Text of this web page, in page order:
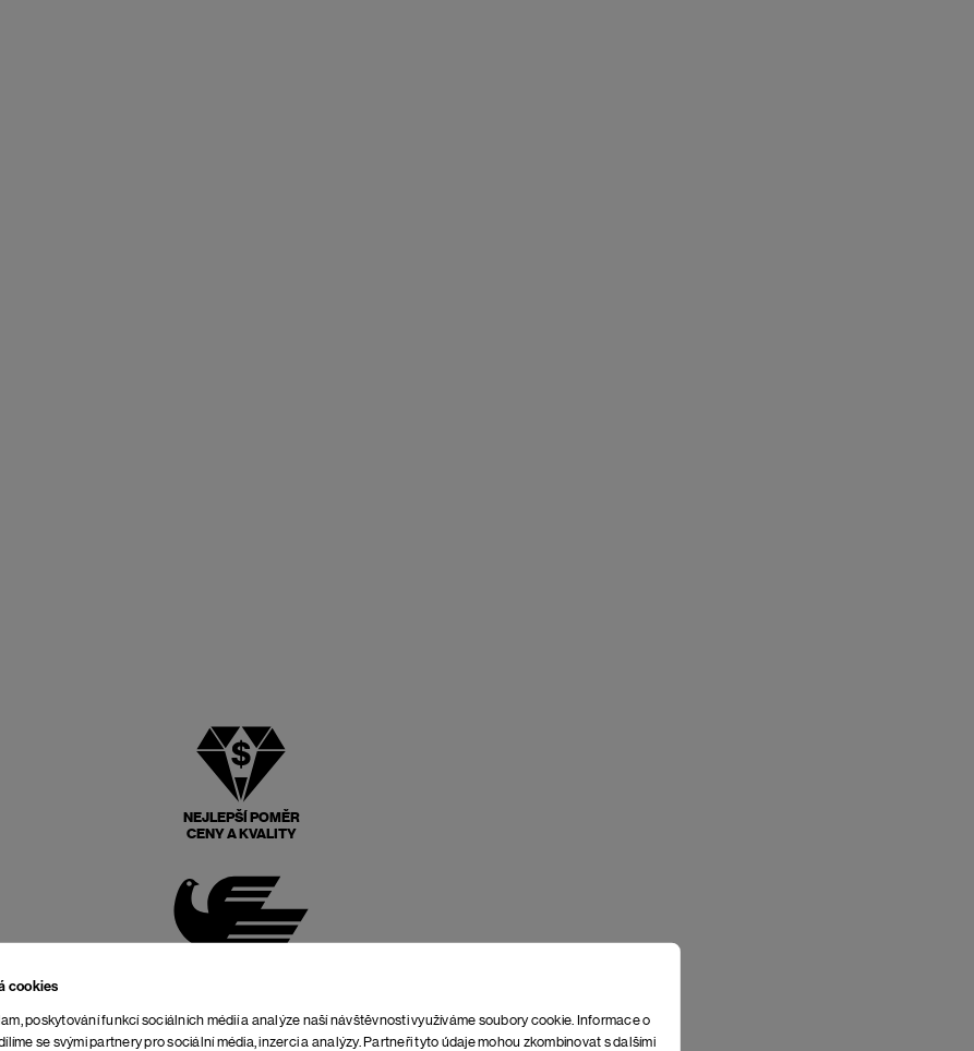
cookies
poskytování funkcí sociálních médií a analýze naší návštěvnosti využíváme soubory cookie. Informace o
se svými partnery pro sociální média, inzerci a analýzy. Partneři tyto údaje mohou zkombinovat s dalšími
NEJLEPŠÍ POMĚR
CENY A KVALITY